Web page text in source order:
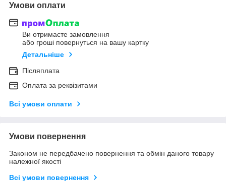
Умови оплати
Ви отримаєте замовлення
або гроші повернуться на вашу картку
Детальніше
Післяплата
Оплата за реквізитами
Всі умови оплати
Умови повернення
Законом не передбачено повернення та обмін даного товару
належної якості
Всі умови повернення